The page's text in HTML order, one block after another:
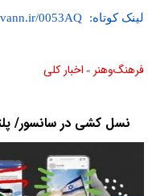
لینک کوتاه:
فرهنگ‌و‌هنر » اخبار كلی
نسل کشی در سانسور/